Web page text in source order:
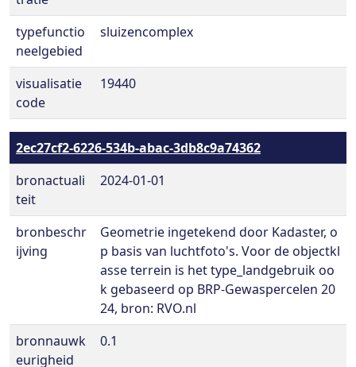
typefunctio
neelgebied
sluizencomplex
visualisatie
code
19440
2ec27cf2-6226-534b-abac-3db8c9a74362
bronactuali
teit
2024-01-01
bronbeschr
ijving
Geometrie ingetekend door Kadaster, o
p basis van luchtfoto's. Voor de objectkl
asse terrein is het type_landgebruik oo
k gebaseerd op BRP-Gewaspercelen 20
24, bron: RVO.nl
bronnauwk
eurigheid
0.1